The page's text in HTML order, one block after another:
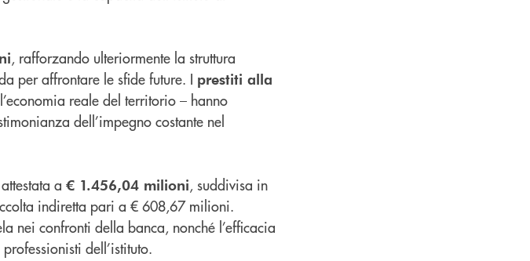
, rafforzando ulteriormente la struttura
per affrontare le sfide future. I prestiti alla
reale del territorio – hanno
dell’impegno costante nel
a € 1.456,04 milioni, suddivisa in
indiretta pari a € 608,67 milioni.
nei confronti della banca, nonché l’efficacia
dell’istituto.